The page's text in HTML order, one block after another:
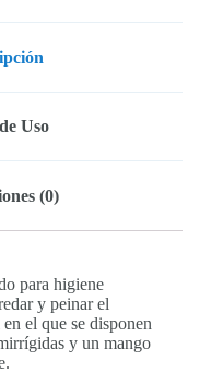
Uso
(0)
para higiene
y peinar el
el que se disponen
y un mango